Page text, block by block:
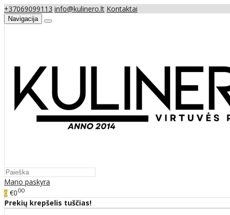
+37069099113 info@kulinero.lt Kontaktai
Navigacija
Mano paskyra
0 €000
Prekių krepšelis tuščias!